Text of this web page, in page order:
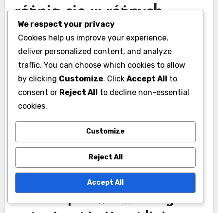
różnią się w różnych
ligach w Hiszpanii?
Metryki wydajności w hiszpańskich ligach rugby
różnią się znacznie między rozgrywkami
najwyższej i niższej ligi, odzwierciedlając różne
poziomy umiejętności, zasobów i intensywności
konkurencji. Metryki te mogą obejmować
wskaźniki wygranych i przegranych, zdobyte
punkty oraz statystyki graczy, które są
kluczowe dla oceny wydajności drużyny i
strategii.
Analiza porównawcza lig
We respect your privacy
Cookies help us improve your experience,
deliver personalized content, and analyze
traffic. You can choose which cookies to allow
by clicking Customize. Click Accept All to
consent or Reject All to decline non-essential
cookies.
Customize
Reject All
Accept All